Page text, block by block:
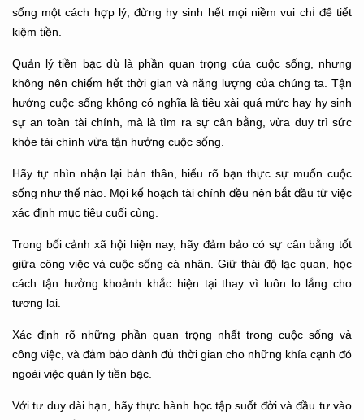
sống một cách hợp lý, đừng hy sinh hết mọi niềm vui chỉ để tiết
kiệm tiền.
Quản lý tiền bạc dù là phần quan trọng của cuộc sống, nhưng
không nên chiếm hết thời gian và năng lượng của chúng ta. Tận
hưởng cuộc sống không có nghĩa là tiêu xài quá mức hay hy sinh
sự an toàn tài chính, mà là tìm ra sự cân bằng, vừa duy trì sức
khỏe tài chính vừa tận hưởng cuộc sống.
Hãy tự nhìn nhận lại bản thân, hiểu rõ bạn thực sự muốn cuộc
sống như thế nào. Mọi kế hoạch tài chính đều nên bắt đầu từ việc
xác định mục tiêu cuối cùng.
Trong bối cảnh xã hội hiện nay, hãy đảm bảo có sự cân bằng tốt
giữa công việc và cuộc sống cá nhân. Giữ thái độ lạc quan, học
cách tận hưởng khoảnh khắc hiện tại thay vì luôn lo lắng cho
tương lai.
Xác định rõ những phần quan trọng nhất trong cuộc sống và
công việc, và đảm bảo dành đủ thời gian cho những khía cạnh đó
ngoài việc quản lý tiền bạc.
Với tư duy dài hạn, hãy thực hành học tập suốt đời và đầu tư vào